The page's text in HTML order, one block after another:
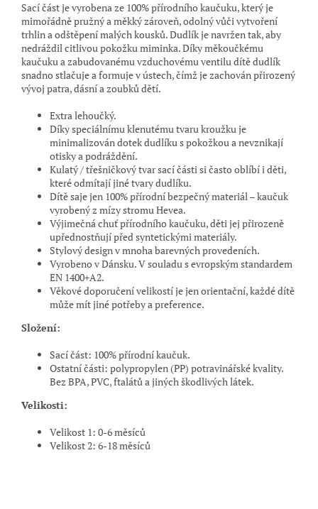
Sací část je vyrobena ze 100% přírodního kaučuku, který je
mimořádně pružný a měkký zároveň, odolný vůči vytvoření
trhlin a odštěpení malých kousků. Dudlík je navržen tak, aby
nedráždil citlivou pokožku miminka. Díky měkoučkému
kaučuku a zabudovanému vzduchovému ventilu dítě dudlík
snadno stlačuje a formuje v ústech, čímž je zachován přirozený
vývoj patra, dásní a zoubků dětí.
Extra lehoučký.
Díky speciálnímu klenutému tvaru kroužku je
minimalizován dotek dudlíku s pokožkou a nevznikají
otisky a podráždění.
Kulatý / třešničkový tvar sací části si často oblíbí i děti,
které odmítají jiné tvary dudlíku.
Dítě saje jen 100% přírodní bezpečný materiál – kaučuk
vyrobený z mízy stromu Hevea.
Výjimečná chuť přírodního kaučuku, děti jej přirozeně
upřednostňují před syntetickými materiály.
Stylový design v mnoha barevných provedeních.
Vyrobeno v Dánsku. V souladu s evropským standardem
EN 1400+A2.
Věkové doporučení velikostí je jen orientační, každé dítě
může mít jiné potřeby a preference.
Složení:
Sací část: 100% přírodní kaučuk.
Ostatní části: polypropylen (PP) potravinářské kvality.
Bez BPA, PVC, ftalátů a jiných škodlivých látek.
Velikosti:
Velikost 1: 0-6 měsíců
Velikost 2: 6-18 měsíců